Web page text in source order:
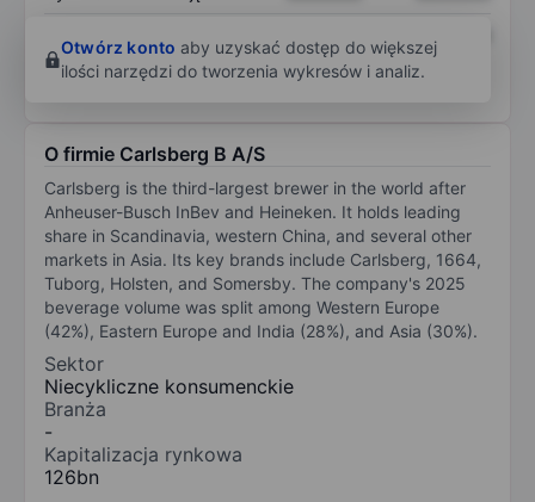
własnego
Otwórz konto aby uzyskać dostęp do większej
ilości narzędzi do tworzenia wykresów i analiz.
O firmie Carlsberg B A/S
Carlsberg is the third-largest brewer in the world after
Anheuser-Busch InBev and Heineken. It holds leading
share in Scandinavia, western China, and several other
markets in Asia. Its key brands include Carlsberg, 1664,
Tuborg, Holsten, and Somersby. The company's 2025
beverage volume was split among Western Europe
(42%), Eastern Europe and India (28%), and Asia (30%).
Sektor
Niecykliczne konsumenckie
Branża
-
Kapitalizacja rynkowa
126bn